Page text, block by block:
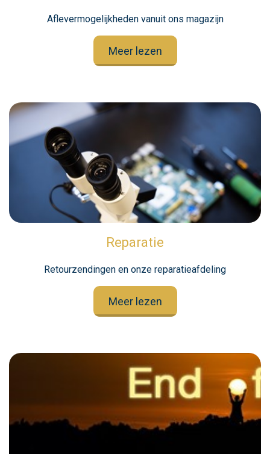
Aflevermogelijkheden vanuit ons magazijn
Meer lezen
Reparatie
Retourzendingen en onze reparatieafdeling
Meer lezen